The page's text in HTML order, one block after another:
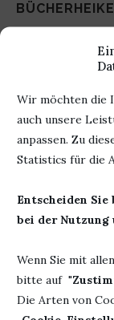
Wir möchten die
auch unsere
anpassen. Zu
Statistics für die
Entscheiden
bei der Nutzung
Wenn Sie mit
bitte auf "
Die Arten von
BÜCHERHEIKE